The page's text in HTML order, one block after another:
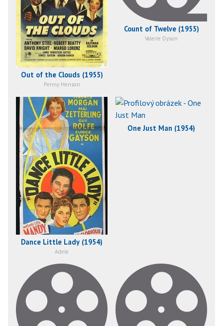
Out of the Clouds (1955)
Penny Henson
Count of Twelve (1955)
Valerie Dyson
Dance Little Lady (1954)
Adele
One Just Man (1954)